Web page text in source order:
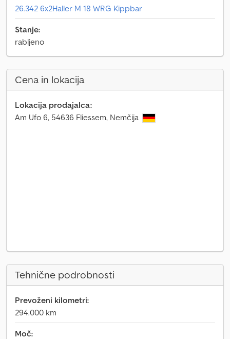
26.342 6x2Haller M 18 WRG Kippbar
Stanje:
rabljeno
Cena in lokacija
Lokacija prodajalca:
Am Ufo 6, 54636 Fliessem, Nemčija
Tehnične podrobnosti
Prevoženi kilometri:
294.000 km
Moč: